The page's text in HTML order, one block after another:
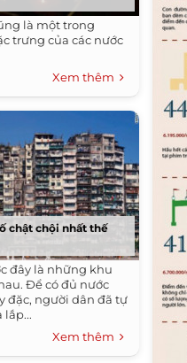
là một trong
trưng của các nước
Xem thêm
chật chội nhất thế
đây là những khu
Để có đủ nước
đặc, người dân đã tự
lắp...
Xem thêm